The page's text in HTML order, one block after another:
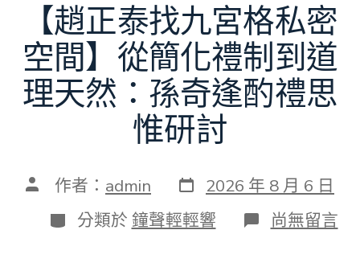
【趙正泰找九宮格私密
空間】從簡化禮制到道
理天然：孫奇逢酌禮思
惟研討
文 作者： admin 發
表
日
期
2026 年 8 月 6 日
分
類
分類於 鐘聲輕輕響 在
〈【趙
尚無留言